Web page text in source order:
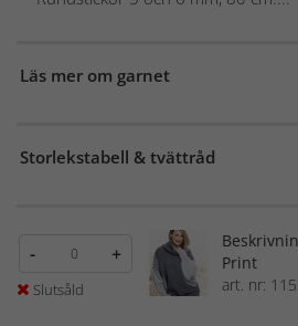
Läs mer om garnet
Storlekstabell & tvättråd
- +
Slutsåld
Print
art. nr: